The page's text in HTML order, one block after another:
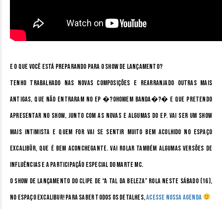
E o que você está preparando para o show de lançamento?
Tenho trabalhado nas novas composições e rearranjado outras mais
antigas, que não entraram no EP �?oHomem Banda�?� e que pretendo
apresentar no show, junto com as novas e algumas do EP. Vai ser um show
mais intimista e quem for vai se sentir muito bem acolhido no Espaço
Excalibür, que é bem aconchegante. Vai rolar também algumas versões de
influências e a participação especial do Marte MC.
O show de lançamento do clipe de “A Tal da Beleza” rola neste sábado (16),
no Espaço Excalibur! Para saber todos os detalhes,acesse nossa agenda